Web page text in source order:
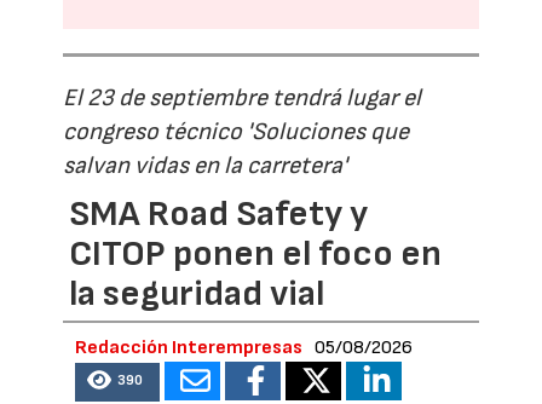
El 23 de septiembre tendrá lugar el
congreso técnico 'Soluciones que
salvan vidas en la carretera'
SMA Road Safety y
CITOP ponen el foco en
la seguridad vial
Redacción Interempresas 05/08/2026
390